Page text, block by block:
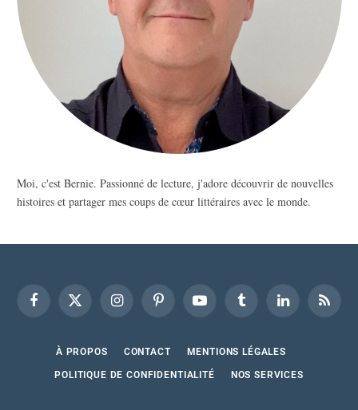
Moi, c'est Bernie. Passionné de lecture, j'adore découvrir de nouvelles
histoires et partager mes coups de cœur littéraires avec le monde.
FacebookX
InstagramPinterest YouTube Tumblr LinkedInRSS
À PROPOS CONTACT MENTIONS LÉGALES
POLITIQUE DE CONFIDENTIALITÉ NOS SERVICES